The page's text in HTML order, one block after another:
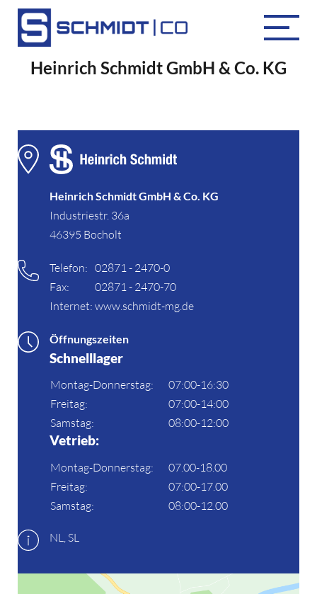
Heinrich Schmidt GmbH & Co. KG
Heinrich Schmidt GmbH & Co. KG
Industriestr. 36a
46395 Bocholt
Telefon: 02871 - 2470-0
Fax:
02871 - 2470-70
Internet: www.schmidt-mg.de
Öffnungszeiten
Schnelllager
Montag-Donnerstag:
07:00-16:30
Freitag:
07:00-14:00
Samstag:
08:00-12:00
Vetrieb:
Montag-Donnerstag:
07.00-18.00
Freitag:
07:00-17.00
Samstag:
08:00-12.00
NL, SL